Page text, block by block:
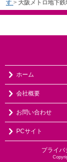
す > 大阪メトロ地下
ホーム
会社概要
お問い合わせ
PCサイト
プライバ